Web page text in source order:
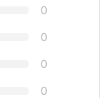
0
0
0
0